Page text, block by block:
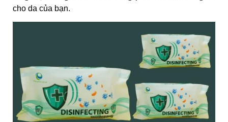
cho da của bạn.